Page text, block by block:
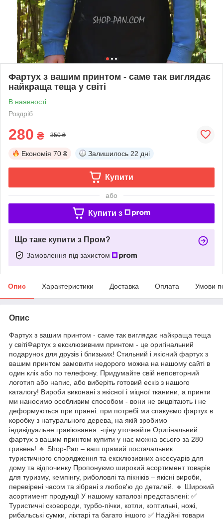
Фартух з вашим принтом - саме так виглядає
найкраща теща у світі
В наявності
Роздріб
280 ₴ 350 ₴
Економія 70 ₴ Залишилось 22 дні
Купити
або
Купити з
Що таке купити з Пром?
Замовлення під захистом
Опис Характеристики Доставка Оплата Умови
Опис
Фартух з вашим принтом - саме так виглядає найкраща теща
у світіФартух з ексклюзивним принтом - це оригінальний
подарунок для друзів і близьких! Стильний і якісний фартух з
вашим принтом замовити недорого можна на нашому сайті в
один клік або по телефону. Придумайте свій неповторний
логотип або напис, або виберіть готовий ескіз з нашого
каталогу! Вироби виконані з якісної і міцної тканини, а принти
ми наносимо особливим способом - вони не вицвітають і не
деформуються при пранні. при потребі ми спакуємо фартух в
коробку з натурального дерева, на якій зробимо
індивідуальне гравіювання. -ціну уточняйте Оригінальний
фартух з вашим принтом купити у нас можна всього за 280
гривень! 🔹 Shop-Pan – ваш прямий постачальник
туристичного спорядження та ексклюзивних аксесуарів для
дому та відпочинку Пропонуємо широкий асортимент товарів
для туризму, кемпінгу, риболовлі та пікніків – якісні вироби,
перевірені часом та зібрані з любов'ю до деталей. 🔹 Широкий
асортимент продукції У нашому каталозі представлені: ✅
Туристичні сковороди, турбо-пічки, котли, коптильні, ножі,
рибальські сумки, ліхтарі та багато іншого ✅ Надійні товари